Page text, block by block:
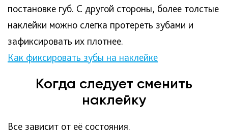
постановке губ. С другой стороны, более толстые
наклейки можно слегка протереть зубами и
зафиксировать их плотнее.
Как фиксировать зубы на наклейке
Когда следует сменить
наклейку
Все зависит от её состояния.